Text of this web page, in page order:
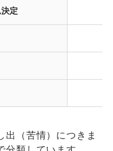
定
出（苦情）につきま